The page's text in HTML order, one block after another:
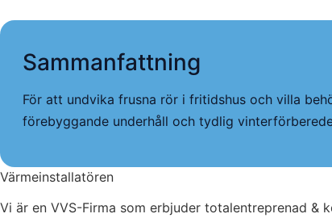
Sammanfattning
För att undvika frusna rör i fritidshus och villa
förebyggande underhåll och tydlig
Värmeinstallatören
Vi är en VVS-Firma som erbjuder totalentreprenad &